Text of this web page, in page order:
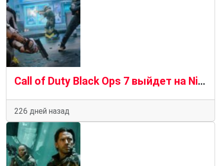
Call of Duty Black Ops 7 выйдет на Nintendo Switch 2 в 2026 году
226 дней назад